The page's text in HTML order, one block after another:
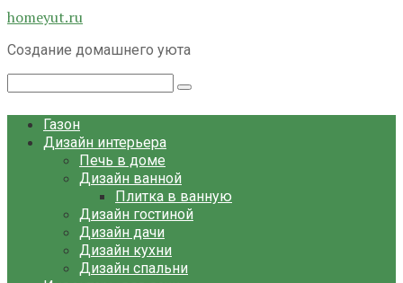
Перейти
контенту
homeyut.ru
Создание домашнего уюта
Газон
Дизайн интерьера
Печь в доме
Дизайн ванной
Плитка в ванную
Дизайн гостиной
Дизайн дачи
Дизайн кухни
Дизайн спальни